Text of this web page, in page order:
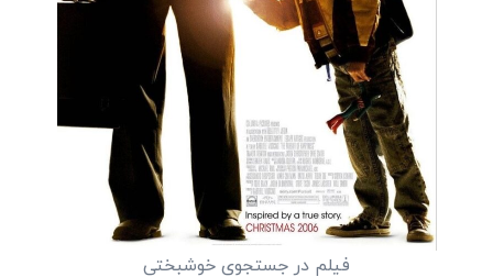
فیلم در جستجوی خوشبختی